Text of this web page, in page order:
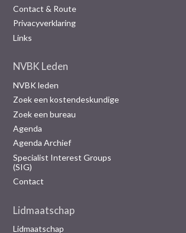
Contact & Route
Privacyverklaring
Links
NVBK Leden
NVBK leden
Zoek een kostendeskundige
Zoek een bureau
Agenda
Agenda Archief
Specialist Interest Groups
(SIG)
Contact
Lidmaatschap
Lidmaatschap